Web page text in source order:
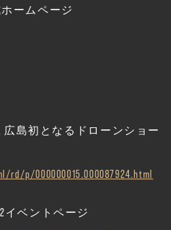
ホームページ
島初となるドローンショー
p/000000015.000087924.html
イベントページ